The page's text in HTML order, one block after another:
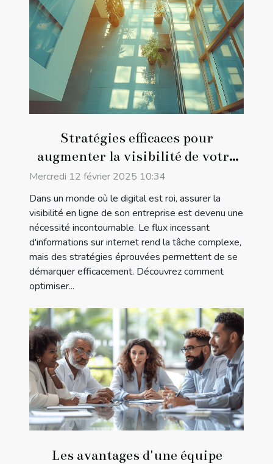
Stratégies efficaces pour
augmenter la visibilité de votre
entreprise en ligne
Mercredi 12 février 2025 10:34
Dans un monde où le digital est roi, assurer la
visibilité en ligne de son entreprise est devenu une
nécessité incontournable. Le flux incessant
d'informations sur internet rend la tâche complexe,
mais des stratégies éprouvées permettent de se
démarquer efficacement. Découvrez comment
optimiser...
Les avantages d'une équipe